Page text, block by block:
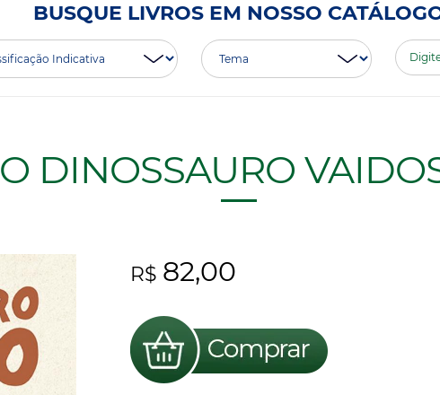
BUSQUE LIVROS EM NOSSO
O DINOSSAURO
R$ 82,00